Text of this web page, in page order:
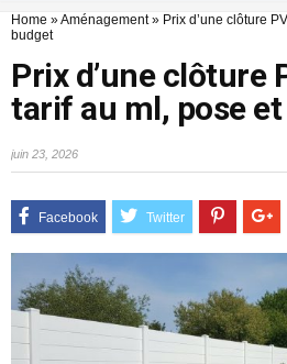
Home »Aménagement» Prix d’une clôture
budget
Prix d’une clôture
tarif au ml, pose
juin 23, 2026